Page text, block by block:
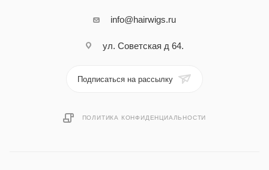
info@hairwigs.ru
ул. Советская д 64.
Подписаться на рассылку
ПОЛИТИКА КОНФИДЕНЦИАЛЬНОСТИ